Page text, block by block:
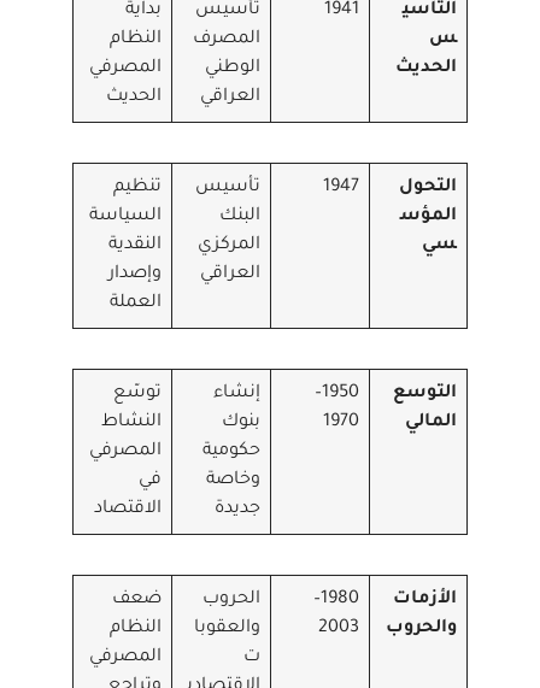
التأسي
س
الحديث
1941
تأسيس
المصرف
الوطني
العراقي
بداية
النظام
المصرفي
الحديث
التحول
المؤس
سي
1947
تأسيس
البنك
المركزي
العراقي
تنظيم
السياسة
النقدية
وإصدار
العملة
التوسع
المالي
1950–
1970
إنشاء
بنوك
حكومية
وخاصة
جديدة
توسّع
النشاط
المصرفي
في
الاقتصاد
الأزمات
والحروب
1980–
2003
الحروب
والعقوبا
ت
ضعف
النظام
المصرفي